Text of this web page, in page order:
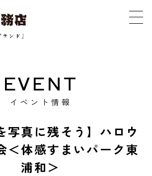
EVENT
イベント情報
写真に残そう】ハロウ
＜体感すまいパーク東
浦和＞